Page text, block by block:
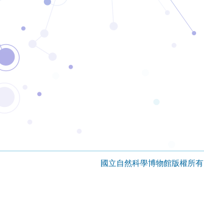
國立自然科學博物館版權所有